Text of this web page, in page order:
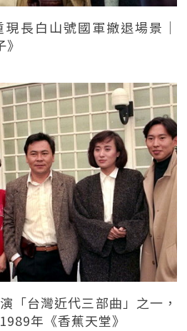
長白山號國軍撤退場景｜
「台灣近代三部曲」之一，
年《香蕉天堂》